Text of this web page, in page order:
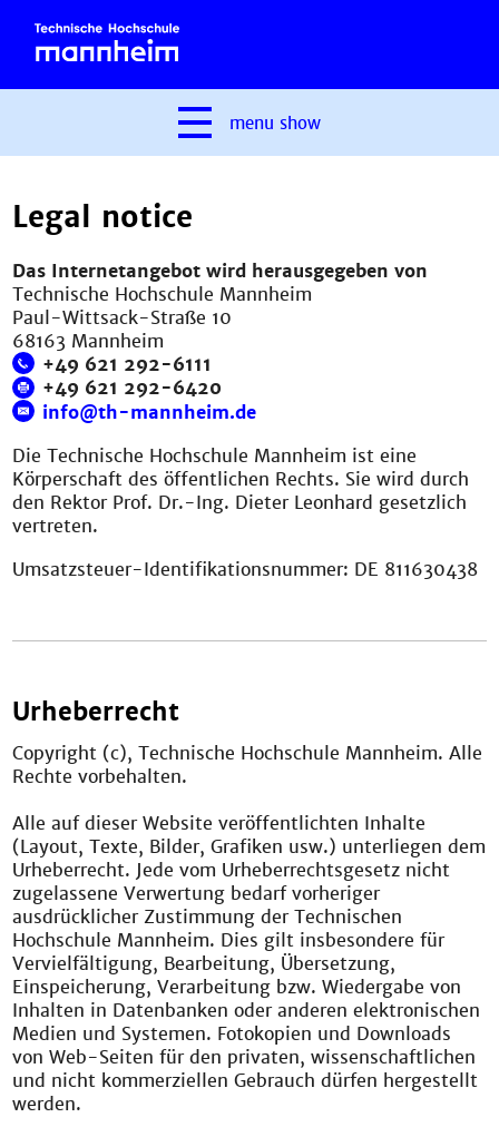
menu show
Legal notice
Das Internetangebot wird herausgegeben von
Technische Hochschule Mannheim
Paul-Wittsack-Straße 10
68163 Mannheim
+49 621 292-6111
+49 621 292-6420
info@th-mannheim.de
Die Technische Hochschule Mannheim ist eine
Körperschaft des öffentlichen Rechts. Sie wird durch
den Rektor Prof. Dr.-Ing. Dieter Leonhard gesetzlich
vertreten.
Umsatzsteuer-Identifikationsnummer: DE 811630438
Urheberrecht
Copyright (c), Technische Hochschule Mannheim. Alle
Rechte vorbehalten.
Alle auf dieser Website veröffentlichten Inhalte
(Layout, Texte, Bilder, Grafiken usw.) unterliegen dem
Urheberrecht. Jede vom Urheberrechtsgesetz nicht
zugelassene Verwertung bedarf vorheriger
ausdrücklicher Zustimmung der Technischen
Hochschule Mannheim. Dies gilt insbesondere für
Vervielfältigung, Bearbeitung, Übersetzung,
Einspeicherung, Verarbeitung bzw. Wiedergabe von
Inhalten in Datenbanken oder anderen elektronischen
Medien und Systemen. Fotokopien und Downloads
von Web-Seiten für den privaten, wissenschaftlichen
und nicht kommerziellen Gebrauch dürfen hergestellt
werden.